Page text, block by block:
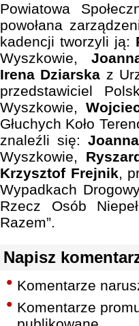
Powiatowa
powołana
kadencji tworzyli ją:
Wyszkowie,
Irena Dziarska z
przedstawiciel
Wyszkowie,
Głuchych Koło
znaleźli się:
Wyszkowie,
Krzysztof Frejnik,
Wypadkach
Rzecz Osób
Razem”.
Napisz
Komentarze
Komentarze